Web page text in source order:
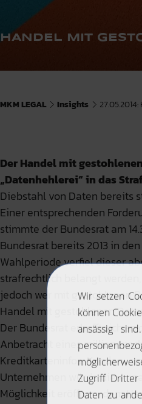
HANDEL MIT
MKM LEGAL Insights
Der Handel mit
„Datenhehlerei“ in das
Diebstahl von Daten bereits
Einer entsprechenden
stimmte der Bundesrat am
Bundesrat bereits 2013 in
Wahlperiode verfiel dieser
strafrechtlich belangt
jedoch wer mit gestohlenen
Handel mit gestohlenen
Der Bundesrat erhofft sich so
Anbetracht eines
Kreditkarteninfos, Kunden-
Unternehmen würde die
Möglichkeit eröffnen, dem